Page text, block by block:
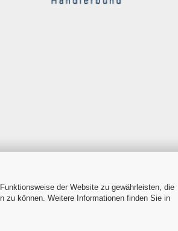
der Website zu gewährleisten, die
zu können. Weitere Informationen finden Sie in
erstellenmit Gambio.de © 2026